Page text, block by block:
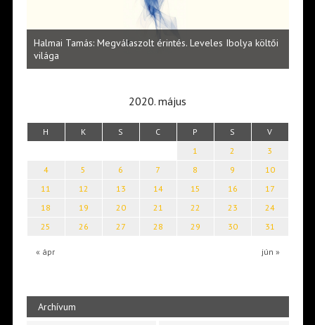
Halmai Tamás: Megválaszolt érintés. Leveles Ibolya költői
világa
2020. május
H K S C P S V
« ápr jún »
1 2
3
4
5 6 7 8 9
10
11
12 13 14 15 16
17
18
19 20 21 22 23
24
25
26 27 28 29 30 31
Archívum